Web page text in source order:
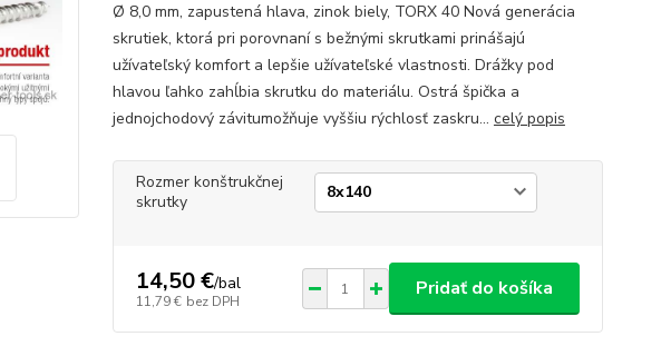
Ø 8,0 mm, zapustená hlava, zinok biely, TORX 40 Nová generácia
skrutiek, ktorá pri porovnaní s bežnými skrutkami prinášajú
užívateľský komfort a lepšie užívateľské vlastnosti. Drážky pod
hlavou ľahko zahĺbia skrutku do materiálu. Ostrá špička a
jednojchodový závitumožňuje vyššiu rýchlosť zaskru... celý popis
Rozmer konštrukčnej
skrutky
14,50 €/bal
11,79 € bez DPH
Pridať do košíka